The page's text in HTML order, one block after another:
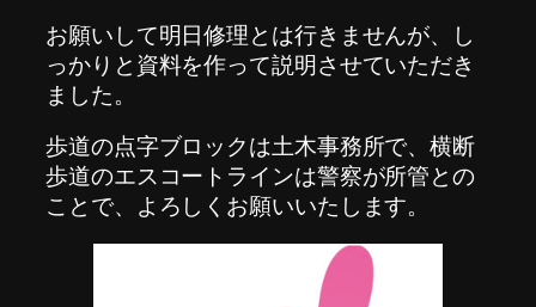
お願いして明日修理とは行きませんが、し
っかりと資料を作って説明させていただき
ました。
歩道の点字ブロックは土木事務所で、横断
歩道のエスコートラインは警察が所管との
ことで、よろしくお願いいたします。